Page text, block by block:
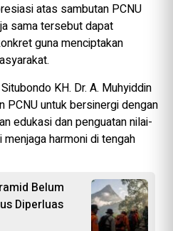
atas sambutan PCNU
sama tersebut dapat
guna menciptakan
KH. Dr. A. Muhyiddin
PCNU untuk bersinergi dengan
edukasi dan penguatan nilai-
harmoni di tengah
Belum
Diperluas